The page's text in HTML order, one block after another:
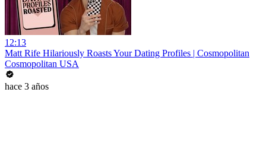
12:13
Matt Rife Hilariously Roasts Your Dating Profiles | Cosmopolitan
Cosmopolitan USA
hace 3 años